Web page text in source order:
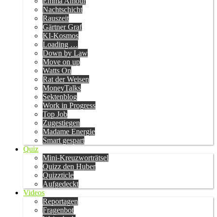
Nachtschicht
Rauszeit
Gärtner Graf
KI-Kosmos
Loading …
Down by Law
Move on up
Watts On
Rat der Weisen
MoneyTalks
Sektenblog
Work in Progress
Top Job
Zugestiegen
Madame Energie
Smart gespart
Quiz
Mini-Kreuzworträtsel
Quizz den Huber
Quizzticle
Aufgedeckt
Videos
Reportagen
Fragenbot